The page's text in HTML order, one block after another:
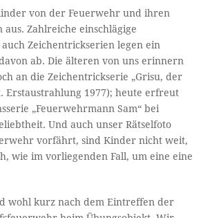
von der Feuerwehr und ihren
aus. Zahlreiche einschlägige
Zeichentrickserien legen ein
ab. Die älteren von uns erinnern
an die Zeichentrickserie „Grisu, der
Erstaustrahlung 1977); heute erfreut
„Feuerwehrmann Sam“ bei
Und auch unser Rätselfoto
vorfährt, sind Kinder nicht weit,
wie im vorliegenden Fall, um eine eine
wohl kurz nach dem Eintreffen der